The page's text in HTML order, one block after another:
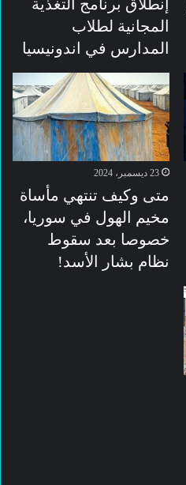
إنطلاق برنامج التغذية
المجانية لطلاب
المدارس في اندونيسيا
23 ديسمبر، 2024
متى وكيف تنتهي مأساة
مخيم الهول في سوريا،
خصوصا بعد سقوط
نظام بشار الأسد!